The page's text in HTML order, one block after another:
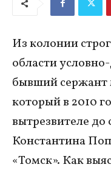
Из колонии
области
бывший
который в 2010
вытрезвителе
Константина
«Томск». Как